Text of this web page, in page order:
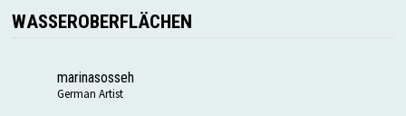
WASSEROBERFLÄCHEN
marinasosseh
German Artist